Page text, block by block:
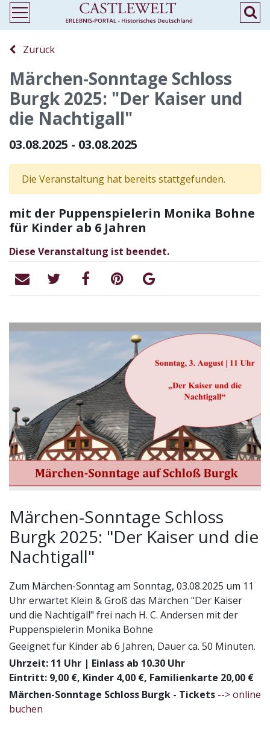
Zurück
Märchen-Sonntage Schloss
Burgk 2025: "Der Kaiser und
die Nachtigall"
03.08.2025 - 03.08.2025
Die Veranstaltung hat bereits stattgefunden.
mit der Puppenspielerin Monika Bohne
für Kinder ab 6 Jahren
Diese Veranstaltung ist beendet.
Märchen-Sonntage Schloss
Burgk 2025: "Der Kaiser und die
Nachtigall"
Zum Märchen-Sonntag am Sonntag, 03.08.2025 um 11
Uhr erwartet Klein & Groß das Märchen "Der Kaiser
und die Nachtigall" frei nach H. C. Andersen mit der
Puppenspielerin Monika Bohne
Geeignet für Kinder ab 6 Jahren, Dauer ca. 50 Minuten.
Uhrzeit: 11 Uhr | Einlass ab 10.30 Uhr
Eintritt: 9,00 €, Kinder 4,00 €, Familienkarte 20,00 €
Märchen-Sonntage Schloss Burgk - Tickets --> online
buchen